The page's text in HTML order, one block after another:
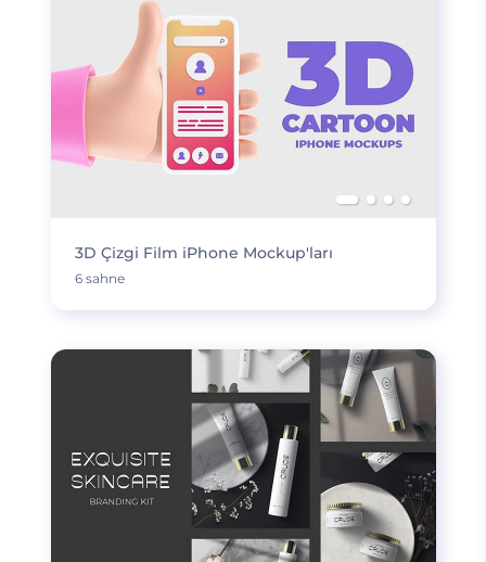
3D Çizgi Film iPhone Mockup'ları
6 sahne